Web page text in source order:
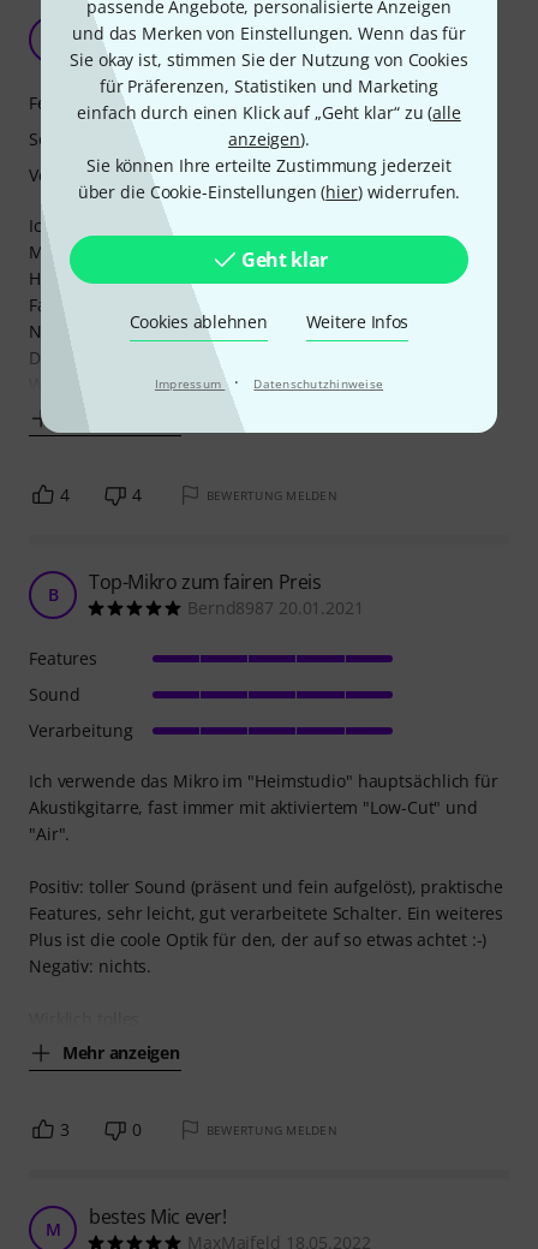
passende Angebote, personalisierte Anzeigen
und das Merken von Einstellungen. Wenn das für
Sie okay ist, stimmen Sie der Nutzung von Cookies
für Präferenzen, Statistiken und Marketing
einfach durch einen Klick auf „Geht klar“ zu (alle
anzeigen).
Sie können Ihre erteilte Zustimmung jederzeit
über die Cookie-Einstellungen (hier) widerrufen.
Geht klar
Cookies ablehnen Weitere Infos
Impressum · Datenschutzhinweise
Klasse!
Dietmar Lübben 30.12.2021
Ich war schon lange auf der Suche nach dem richtigen
Mikrofon für die Aufnahme von Westerngitarren.
Habe es mit Großmembran Mikrofone von Rode, T-bone,
Fame und auch diverse Kleinmembran Mikrofone probiert.
Nichts konnte mich so richtig glücklich machen.
Darum dachte ich mir, probier dieses.
Was soll ich sagen, bin begeistert. Es klingt sehr natürlich,
Features
Sound
Verarbeitung
4 4 BEWERTUNG MELDEN
B Top-Mikro zum fairen Preis
Bernd8987 20.01.2021
Ich verwende das Mikro im "Heimstudio" hauptsächlich für
Akustikgitarre, fast immer mit aktiviertem "Low-Cut" und
"Air".
Positiv: toller Sound (präsent und fein aufgelöst), praktische
Features, sehr leicht, gut verarbeitete Schalter. Ein weiteres
Plus ist die coole Optik für den, der auf so etwas achtet :-)
Negativ: nichts.
Mehr anzeigen
Features
Sound
Verarbeitung
3 0 BEWERTUNG MELDEN
M bestes Mic ever!
MaxMaifeld 18.05.2022